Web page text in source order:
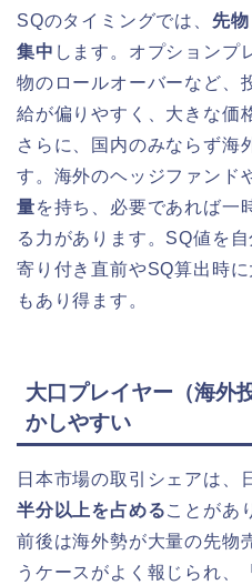
SQのタイミングでは、 先
集中 します。オプションプ
物のロールオーバーなど、
給が偏りやすく、大きな価
さらに、国内のみならず海
す。海外のヘッジファンド
量を持ち、必要であれば一
る力があります。SQ値を
寄り付き直前やSQ算出時
もあり得ます。
大口プレイヤー（海外
かしやすい
日本市場の取引シェアは、
半分以上を占めることがあ
前後は海外勢が大量の先物
うケースがよく報じられ、